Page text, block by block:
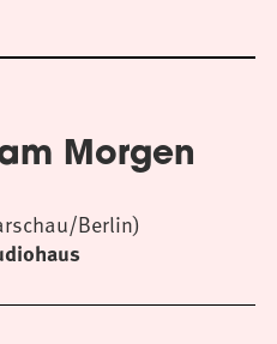
Morgen
Berlin)